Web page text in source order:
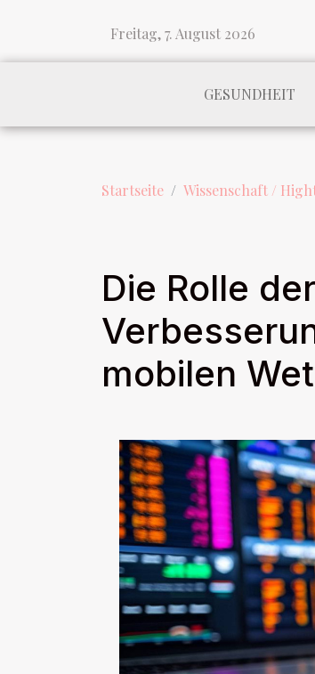
Freitag, 7. August 2026
GESUNDHEIT
Startseite Wissenschaft /
Die Rolle
mobilen